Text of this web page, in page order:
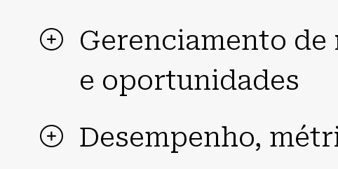
Gerenciamento
e oportunidades
Desempenho,